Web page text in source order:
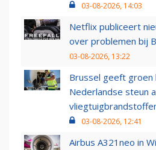
03-08-2026, 14:03
Netflix publiceert
over problemen bij
03-08-2026, 13:22
Brussel geeft groen
Nederlandse steun
03-08-2026, 12:41
Airbus A321neo in